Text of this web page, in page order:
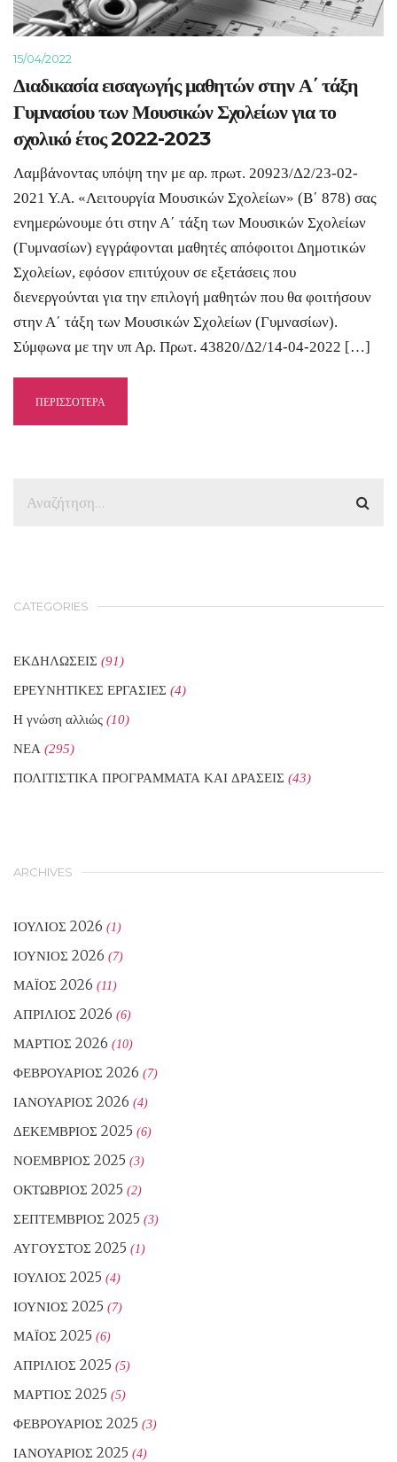
15/04/2022
Διαδικασία εισαγωγής μαθητών στην Α΄ τάξη
Γυμνασίου των Μουσικών Σχολείων για το
σχολικό έτος 2022-2023
Λαμβάνοντας υπόψη την με αρ. πρωτ. 20923/Δ2/23-02-
2021 Υ.Α. «Λειτουργία Μουσικών Σχολείων» (Β΄ 878) σας
ενημερώνουμε ότι στην Α΄ τάξη των Μουσικών Σχολείων
(Γυμνασίων) εγγράφονται μαθητές απόφοιτοι Δημοτικών
Σχολείων, εφόσον επιτύχουν σε εξετάσεις που
διενεργούνται για την επιλογή μαθητών που θα φοιτήσουν
στην Α΄ τάξη των Μουσικών Σχολείων (Γυμνασίων).
Σύμφωνα με την υπ Αρ. Πρωτ. 43820/Δ2/14-04-2022 […]
ΠΕΡΙΣΣΟΤΕΡΑ
CATEGORIES
ΕΚΔΗΛΩΣΕΙΣ (91)
ΕΡΕΥΝΗΤΙΚΕΣ ΕΡΓΑΣΙΕΣ (4)
Η γνώση αλλιώς (10)
ΝΕΑ (295)
ΠΟΛΙΤΙΣΤΙΚΑ ΠΡΟΓΡΑΜΜΑΤΑ ΚΑΙ ΔΡΑΣΕΙΣ (43)
ARCHIVES
ΙΟΎΛΙΟΣ 2026 (1)
ΙΟΎΝΙΟΣ 2026 (7)
ΜΆΙΟΣ 2026 (11)
ΑΠΡΊΛΙΟΣ 2026 (6)
ΜΆΡΤΙΟΣ 2026 (10)
ΦΕΒΡΟΥΆΡΙΟΣ 2026 (7)
ΙΑΝΟΥΆΡΙΟΣ 2026 (4)
ΔΕΚΈΜΒΡΙΟΣ 2025 (6)
ΝΟΈΜΒΡΙΟΣ 2025 (3)
ΟΚΤΏΒΡΙΟΣ 2025 (2)
ΣΕΠΤΈΜΒΡΙΟΣ 2025 (3)
ΑΎΓΟΥΣΤΟΣ 2025 (1)
ΙΟΎΛΙΟΣ 2025 (4)
ΙΟΎΝΙΟΣ 2025 (7)
ΜΆΙΟΣ 2025 (6)
ΑΠΡΊΛΙΟΣ 2025 (5)
ΜΆΡΤΙΟΣ 2025 (5)
ΦΕΒΡΟΥΆΡΙΟΣ 2025 (3)
ΙΑΝΟΥΆΡΙΟΣ 2025 (4)